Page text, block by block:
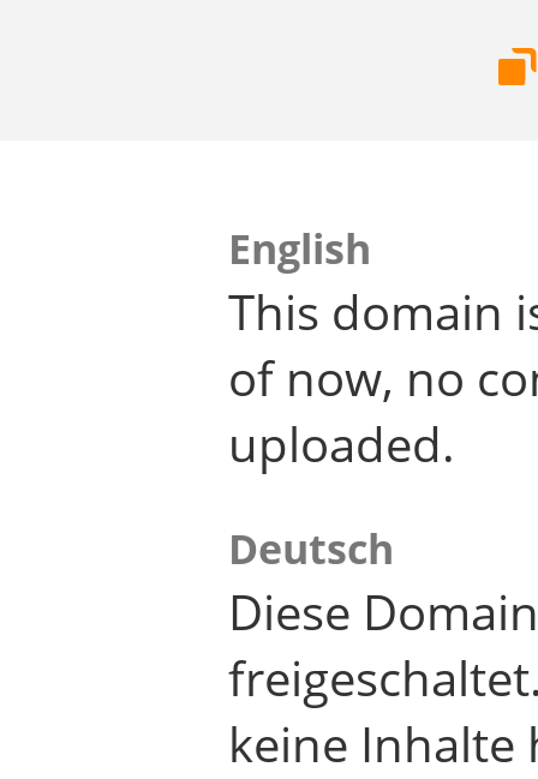
English
This domain
of now, no
uploaded.
Deutsch
Diese
keine Inhalte